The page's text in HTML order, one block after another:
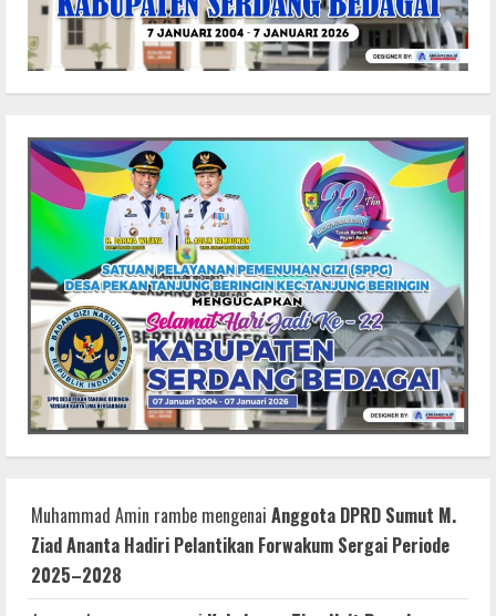
Muhammad Amin rambe mengenai Anggota DPRD Sumut M.
Ziad Ananta Hadiri Pelantikan Forwakum Sergai Periode
2025–2028